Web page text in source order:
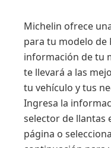
Michelin ofrece
para tu modelo de
información de tu
te llevará a las
tu vehículo y tus
Ingresa la
selector de llantas
página o